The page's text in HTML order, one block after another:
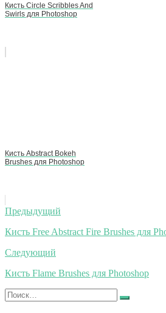
Кисть Circle Scribbles And
Swirls для Photoshop
Кисть Abstract Bokeh
Brushes для Photoshop
Навигация
по
записям
Предыдущий
Кисть Free Abstract Fire Brushes для
Следующий
Кисть Flame Brushes для Photoshop
Искать:
Найти